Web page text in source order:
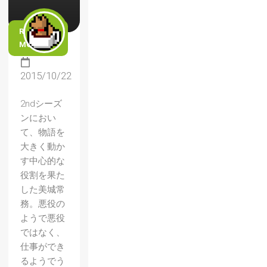
READ
MORE
2015/10/22
2ndシーズ
ンにおい
て、物語を
大きく動か
す中心的な
役割を果た
した美城常
務。悪役の
ようで悪役
ではなく、
仕事ができ
るようでう